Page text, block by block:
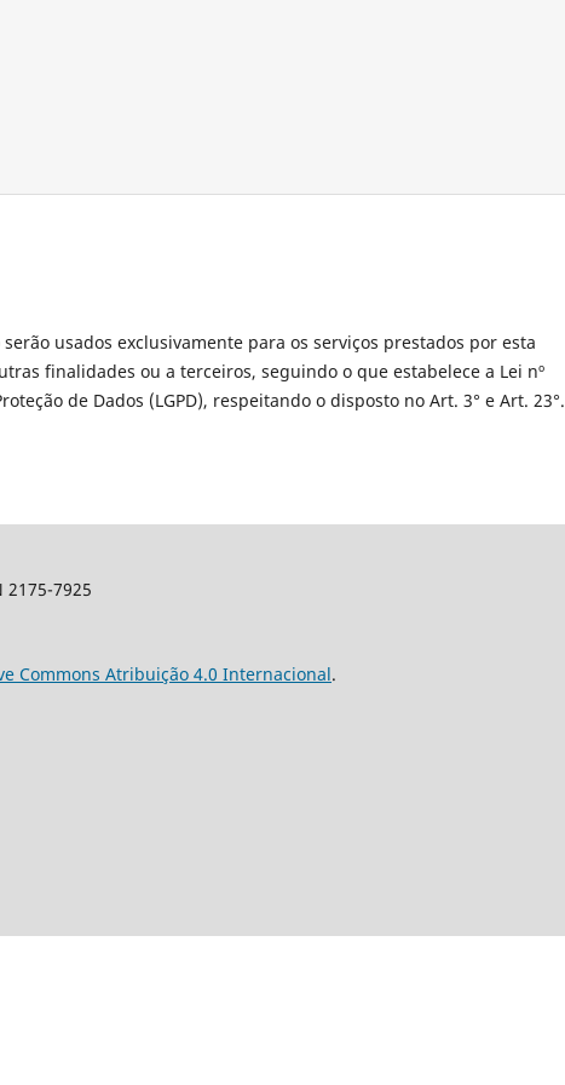
usados exclusivamente para os serviços prestados por esta
finalidades ou a terceiros, seguindo o que estabelece a Lei nº
de Dados (LGPD), respeitando o disposto no Art. 3° e Art. 23°.
2175-7925
Commons Atribuição 4.0 Internacional.